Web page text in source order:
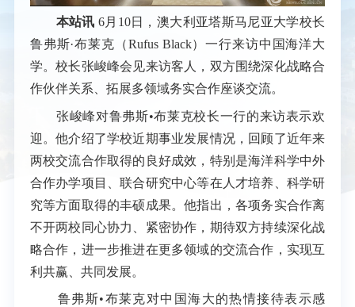
本站讯 6月10日，澳大利亚塔斯马尼亚大学校长
鲁弗斯·布莱克（Rufus Black）一行来访中国海洋大
学。校长张峻峰会见来访客人，双方围绕深化战略合
作伙伴关系、拓展多领域务实合作座谈交流。
张峻峰对鲁弗斯•布莱克校长一行的来访表示欢
迎。他介绍了学校近期事业发展情况，回顾了近年来
两校交流合作取得的良好成效，特别是海洋科学中外
合作办学项目、联合研究中心等在人才培养、科学研
究等方面取得的丰硕成果。他指出，各项务实合作离
不开两校同心协力、紧密协作，期待双方持续深化战
略合作，进一步推进在更多领域的交流合作，实现互
利共赢、共同发展。
鲁弗斯•布莱克对中国海大的热情接待表示感